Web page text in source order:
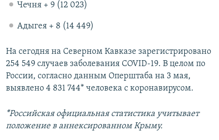
Чечня + 9 (12 023)
Адыгея + 8 (14 449)
На сегодня на Северном Кавказе зарегистрировано
254 549 случаев заболевания COVID-19. В целом по
России, согласно данным Оперштаба на 3 мая,
выявлено 4 831 744* человека с коронавирусом.
*Российская официальная статистика учитывает
положение в аннексированном Крыму.